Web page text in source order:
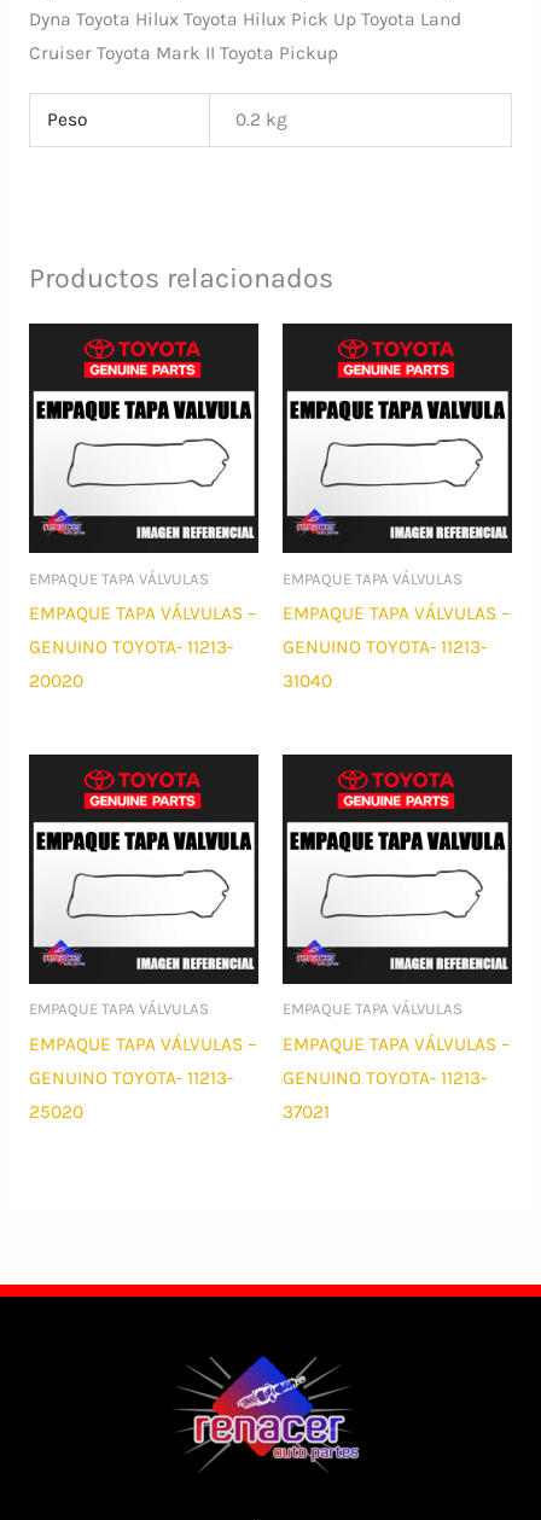
Dyna Toyota Hilux Toyota Hilux Pick Up Toyota Land
Cruiser Toyota Mark II Toyota Pickup
Peso 0.2 kg
Productos relacionados
EMPAQUE TAPA VÁLVULAS
EMPAQUE TAPA VÁLVULAS –
GENUINO TOYOTA- 11213-
20020
EMPAQUE TAPA VÁLVULAS
EMPAQUE TAPA VÁLVULAS –
GENUINO TOYOTA- 11213-
31040
EMPAQUE TAPA VÁLVULAS
EMPAQUE TAPA VÁLVULAS –
GENUINO TOYOTA- 11213-
25020
EMPAQUE TAPA VÁLVULAS
EMPAQUE TAPA VÁLVULAS –
GENUINO TOYOTA- 11213-
37021